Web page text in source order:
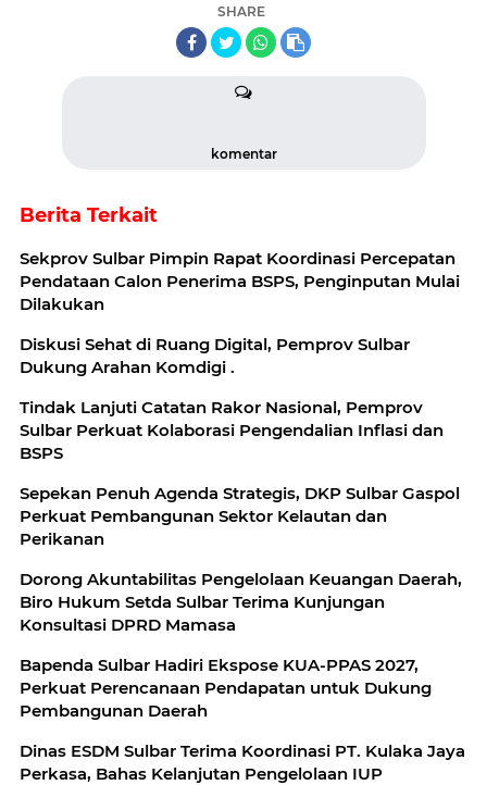
SHARE
komentar
Berita Terkait
Sekprov Sulbar Pimpin Rapat Koordinasi Percepatan
Pendataan Calon Penerima BSPS, Penginputan Mulai
Dilakukan
‎Diskusi Sehat di Ruang Digital, Pemprov Sulbar
Dukung Arahan Komdigi .
Tindak Lanjuti Catatan Rakor Nasional, Pemprov
Sulbar Perkuat Kolaborasi Pengendalian Inflasi dan
BSPS
Sepekan Penuh Agenda Strategis, DKP Sulbar Gaspol
Perkuat Pembangunan Sektor Kelautan dan
Perikanan
Dorong Akuntabilitas Pengelolaan Keuangan Daerah,
Biro Hukum Setda Sulbar Terima Kunjungan
Konsultasi DPRD Mamasa
Bapenda Sulbar Hadiri Ekspose KUA-PPAS 2027,
Perkuat Perencanaan Pendapatan untuk Dukung
Pembangunan Daerah
Dinas ESDM Sulbar Terima Koordinasi PT. Kulaka Jaya
Perkasa, Bahas Kelanjutan Pengelolaan IUP